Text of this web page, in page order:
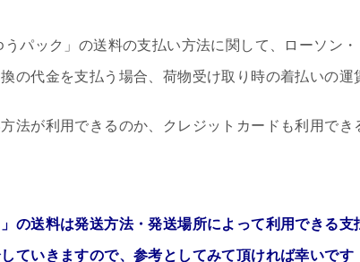
うパック」の送料の支払い方法に関して、ローソン
の代金を支払う場合、荷物受け取り時の着払いの運
法が利用できるのか、クレジットカードも利用で
」の送料は発送方法・発送場所によって利用できる
ていきますので、参考としてみて頂ければ幸いです